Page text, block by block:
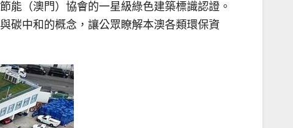
能（澳門）協會的一星級綠色建築標識認證。
碳中和的概念，讓公眾瞭解本澳各類環保資